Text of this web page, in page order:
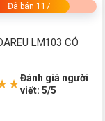
Đã bán 117
LM103 CÓ
Đánh giá người
viết: 5/5